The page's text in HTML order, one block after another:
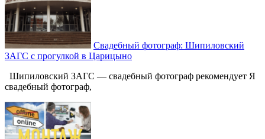
Свадебный фотограф: Шипиловский
ЗАГС с прогулкой в Царицыно
Шипиловский ЗАГС — свадебный фотограф рекомендует Я
свадебный фотограф,